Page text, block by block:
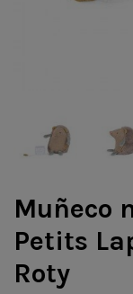
Muñeco
Petits
Roty